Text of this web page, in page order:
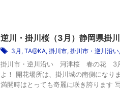
逆川・掛川桜（3月）静岡県掛
3月 , TA@KA, 掛川市, 掛川市・逆川沿い,
掛川市・逆川沿い 河津桜 春の花 3月
よ！ 開花場所は、掛川城の南側になり
満開時はとっても奇麗に咲き誇ります